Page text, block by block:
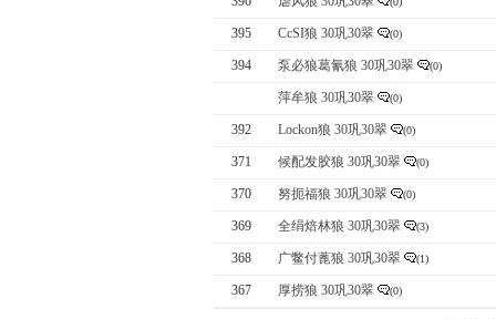
395 CcSI狼 30巩30翠 (0)
394 泵必狼葛氰狼 30巩30翠 (0)
萍牟狼 30巩30翠 (0)
392 Lockon狼 30巩30翠 (0)
371 候配发胶狼 30巩30翠 (0)
370 努扼福狼 30巩30翠 (0)
369 全绢焙林狼 30巩30翠 (3)
368 广鳖付蓖狼 30巩30翠 (1)
367 厚捞狼 30巩30翠 (0)